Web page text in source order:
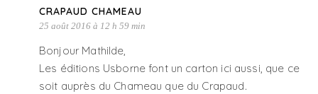
CRAPAUD CHAMEAU
25 août 2016 à 12 h 59 min
Bonjour Mathilde,
Les éditions Usborne font un carton ici aussi, que ce
soit auprès du Chameau que du Crapaud.